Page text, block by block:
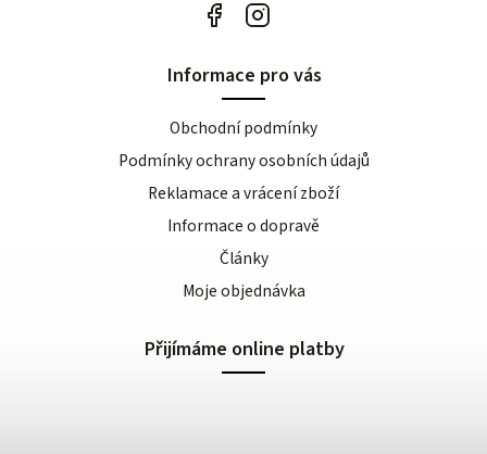
Informace pro vás
Obchodní podmínky
Podmínky ochrany osobních údajů
Reklamace a vrácení zboží
Informace o dopravě
Články
Moje objednávka
Přijímáme online platby